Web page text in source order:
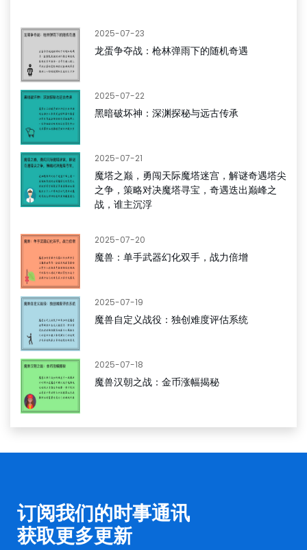
2025-07-23
龙蛋争夺战：枪林弹雨下的随机奇遇
2025-07-22
黑暗破坏神：深渊探秘与远古传承
2025-07-21
魔塔之巅，勇闯天际魔塔迷宫，解谜奇遇塔尖
之争，策略对决魔塔寻宝，奇遇迭出巅峰之
战，谁主沉浮
2025-07-20
魔兽：单手武器幻化双手，战力倍增
2025-07-19
魔兽自定义战役：独创难度评估系统
2025-07-18
魔兽汉朝之战：金币涨幅揭秘
订阅我们的时事通讯
获取更多更新